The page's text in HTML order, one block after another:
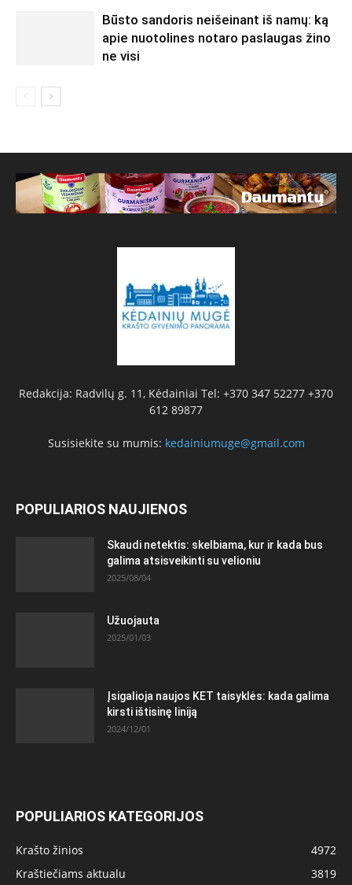
Būsto sandoris neišeinant iš namų: ką
apie nuotolines notaro paslaugas žino
ne visi
Redakcija: Radvilų g. 11, Kėdainiai Tel: +370 347 52277 +370
612 89877
Susisiekite su mumis: kedainiumuge@gmail.com
POPULIARIOS NAUJIENOS
Skaudi netektis: skelbiama, kur ir kada bus
galima atsisveikinti su velioniu
2025/08/04
Užuojauta
2025/01/03
Įsigalioja naujos KET taisyklės: kada galima
kirsti ištisinę liniją
2024/12/01
POPULIARIOS KATEGORIJOS
Krašto žinios
4972
Kraštiečiams aktualu
3819